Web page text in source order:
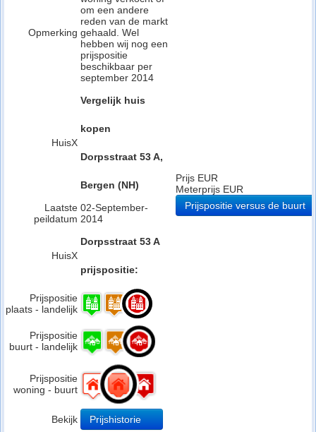
Opmerking
om een andere
reden van de markt
gehaald. Wel
hebben wij nog een
prijspositie
beschikbaar per
september 2014
HuisX
Vergelijk huis
kopen
Dorpsstraat 53 A,
Bergen (NH)
Laatste
peildatum
02-September-
2014
HuisX
Dorpsstraat 53 A
prijspositie:
Prijspositie
plaats - landelijk
Prijspositie
buurt - landelijk
Prijspositie
woning - buurt
Bekijk Prijshistorie
Prijs EUR
Meterprijs EUR
Prijspositie versus de buurt